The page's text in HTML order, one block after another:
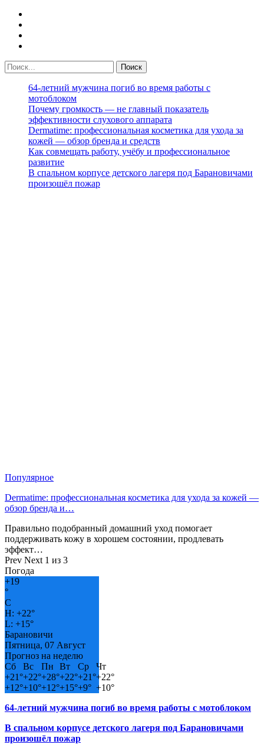
64-летний мужчина погиб во время работы с
мотоблоком
Почему громкость — не главный показатель
эффективности слухового аппарата
Dermatime: профессиональная косметика для ухода за
кожей — обзор бренда и средств
Как совмещать работу, учёбу и профессиональное
развитие
В спальном корпусе детского лагеря под Барановичами
произошёл пожар
Популярное
Dermatime: профессиональная косметика для ухода за кожей —
обзор бренда и…
Правильно подобранный домашний уход помогает
поддерживать кожу в хорошем состоянии, продлевать
эффект…
Prev Next 1 из 3
Погода
+19
°
C
H: +22°
L: +15°
Барановичи
Пятница, 07 Август
Прогноз на неделю
Сб
Вс Пн Вт Ср
Чт
+21°+22°+28°+22°+21°+22°
+12°+10°+12°+15°+9° +10°
64-летний мужчина погиб во время работы с мотоблоком
В спальном корпусе детского лагеря под Барановичами
произошёл пожар